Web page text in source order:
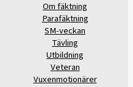
Om fäktning
Parafäktning
SM-veckan
Tävling
Utbildning
Veteran
Vuxenmotionärer